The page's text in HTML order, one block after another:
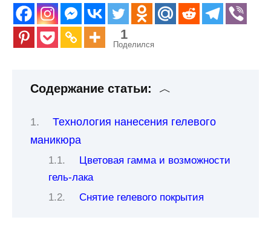
1
Поделился
Содержание статьи:
Технология нанесения гелевого
маникюра
Цветовая гамма и возможности
гель-лака
Снятие гелевого покрытия